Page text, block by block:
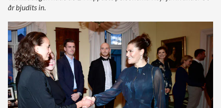
år bjudits in.